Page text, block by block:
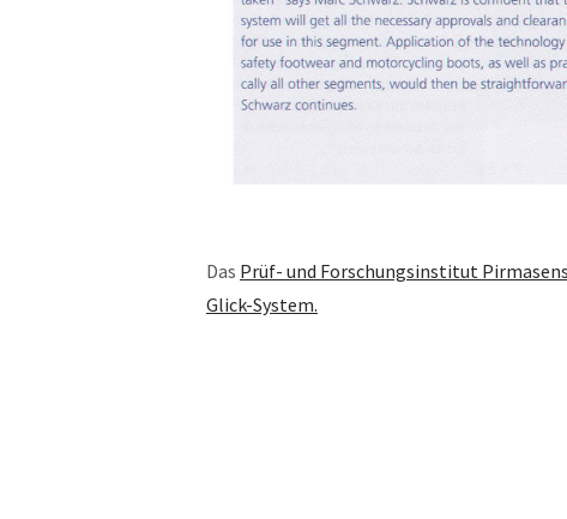
Das Prüf- und Forschungsinstitut Pirmasens
Glick-System.